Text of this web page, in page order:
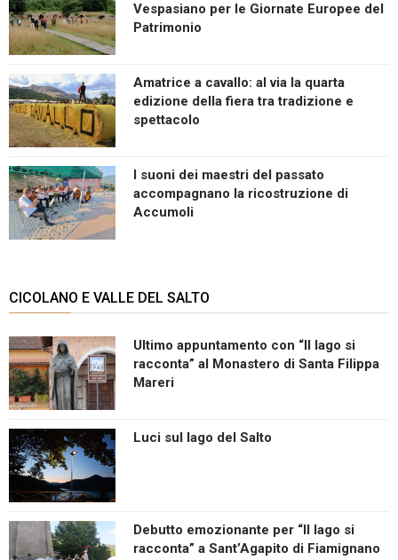
Vespasiano per le Giornate Europee del
Patrimonio
Amatrice a cavallo: al via la quarta
edizione della fiera tra tradizione e
spettacolo
I suoni dei maestri del passato
accompagnano la ricostruzione di
Accumoli
CICOLANO E VALLE DEL SALTO
Ultimo appuntamento con “Il lago si
racconta” al Monastero di Santa Filippa
Mareri
Luci sul lago del Salto
Debutto emozionante per “Il lago si
racconta” a Sant’Agapito di Fiamignano